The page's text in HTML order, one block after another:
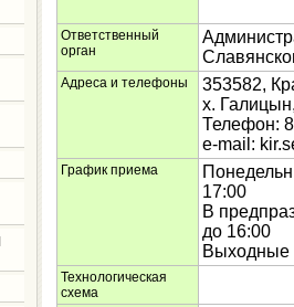
Ответственный
орган
Адреса и телефоны
353582,
х.
Телефон:
е-mail:
График приема
17:00
В
до 16:00
Выходные
Технологическая
схема